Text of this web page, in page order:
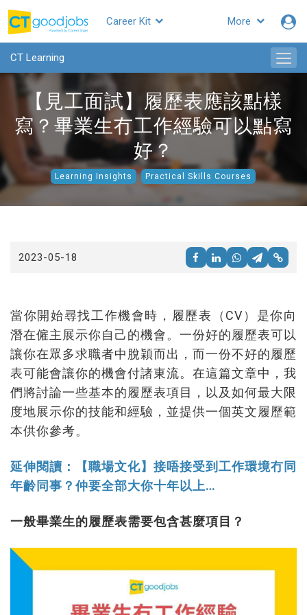
More
CTgoodjobs
Career Kit
CT Learning
【見工面試】履歷表應該點樣
寫？畢業生冇工作經驗可以點寫
好？
Learning Insights Practical Skills Courses
2023-05-18
當你開始尋找工作機會時，履歷表（CV）是你向
潛在僱主展示你自己的機會。一份好的履歷表可以
讓你在眾多求職者中脫穎而出，而一份不好的履歷
表可能會讓你的機會付諸東流。在這篇文章中，我
們將討論一些基本的履歷表項目，以及如何最大限
度地展示你的技能和經驗，並提供一個英文履歷範
本供你參考。
延伸閱讀：【職場文化】接唔接受到工作環境冇同
年齡同事？仲要全部大你十年以上…
一般畢業生的履歷表需要包含甚麼項目？